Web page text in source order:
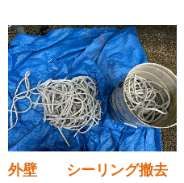
外壁 シーリング撤去